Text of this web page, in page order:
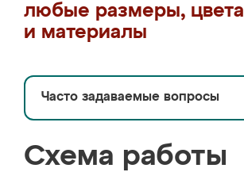
любые размеры, цвета
и материалы
Часто задаваемые вопросы
Схема работы